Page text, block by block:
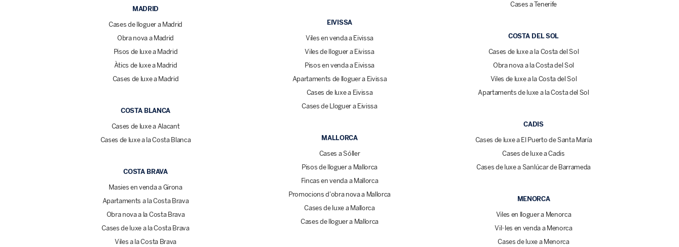
MADRID
Cases de lloguer a Madrid
Obra nova a Madrid
Pisos de luxe a Madrid
Àtics de luxe a Madrid
Cases de luxe a Madrid
COSTA BLANCA
Cases de luxe a Alacant
Cases de luxe a la Costa Blanca
COSTA BRAVA
Masies en venda a Girona
Apartaments a la Costa Brava
Obra nova a la Costa Brava
Cases de luxe a la Costa Brava
Viles a la Costa Brava
EIVISSA
Viles en venda a Eivissa
Viles de lloguer a Eivissa
Pisos en venda a Eivissa
Apartaments de lloguer a Eivissa
Cases de luxe a Eivissa
Cases de Lloguer a Eivissa
MALLORCA
Cases a Sóller
Pisos de lloguer a Mallorca
Fincas en venda a Mallorca
Promocions d'obra nova a Mallorca
Cases de luxe a Mallorca
Cases de lloguer a Mallorca
Cases a Tenerife
COSTA DEL SOL
Cases de luxe a la Costa del Sol
Obra nova a la Costa del Sol
Viles de luxe a la Costa del Sol
Apartaments de luxe a la Costa del Sol
CADIS
Cases de luxe a El Puerto de Santa María
Cases de luxe a Cadis
Cases de luxe a Sanlúcar de Barrameda
MENORCA
Viles en lloguer a Menorca
Vil·les en venda a Menorca
Cases de luxe a Menorca